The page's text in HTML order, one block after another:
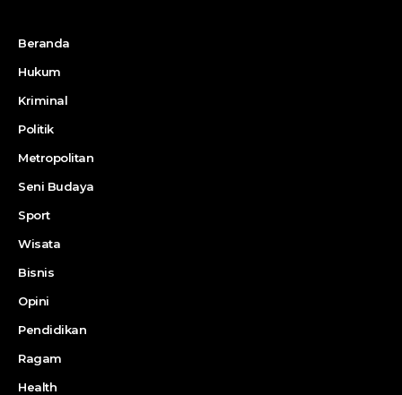
Beranda
Hukum
Kriminal
Politik
Metropolitan
Seni Budaya
Sport
Wisata
Bisnis
Opini
Pendidikan
Ragam
Health